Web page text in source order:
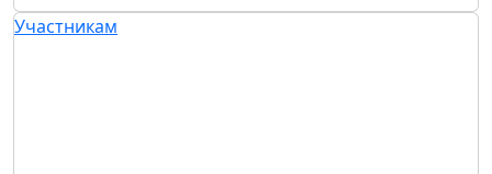
Участникам